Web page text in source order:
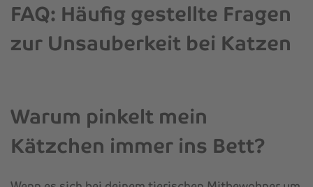
FAQ: Häufig gestellte Fragen
zur Unsauberkeit bei Katzen
Warum pinkelt mein
Kätzchen immer ins Bett?